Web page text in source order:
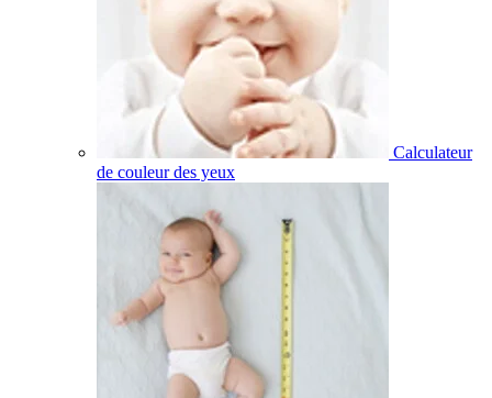
Calculateur
de couleur des yeux